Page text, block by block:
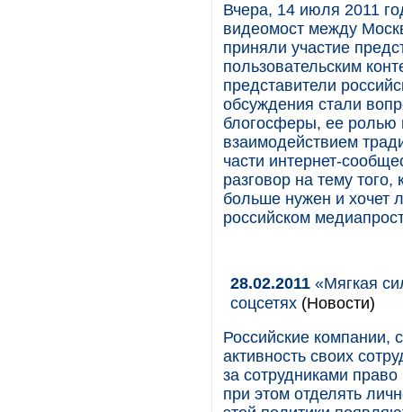
Вчера, 14 июля 2011
видеомост между
приняли участие
пользовательским
представители
обсуждения стали
блогосферы, ее ролью
взаимодействием
части интернет-
разговор на тему
больше нужен и хочет
российском
28.02.2011 «Мягкая
соцсетях (Новости)
Российские компании,
активность своих
за сотрудниками
при этом отделять